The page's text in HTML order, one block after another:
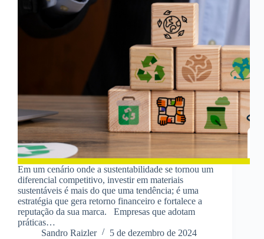
Em um cenário onde a sustentabilidade se tornou um
diferencial competitivo, investir em materiais
sustentáveis é mais do que uma tendência; é uma
estratégia que gera retorno financeiro e fortalece a
reputação da sua marca. Empresas que adotam
práticas…
Sandro Raizler
5 de dezembro de 2024